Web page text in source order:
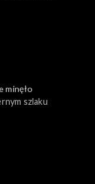
minęło
szlaku